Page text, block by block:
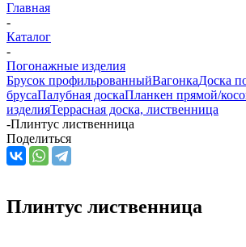
Главная
-
Каталог
-
Погонажные изделия
Брусок профильрованныйВагонкаДоска
брусаПалубная доскаПланкен прямой/
изделияТеррасная доска, лиственница
-Плинтус лиственница
Поделиться
Плинтус лиственница